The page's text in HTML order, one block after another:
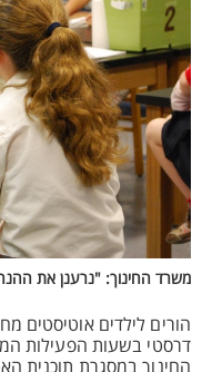
משרד החינוך: "נרענן את
הורים לילדים אוטיסטים
דרסטי בשעות הפעילות
החינוך במסגרת תוכנית